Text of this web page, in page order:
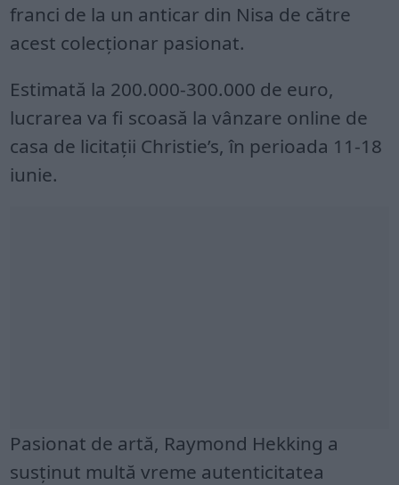
franci de la un anticar din Nisa de către
acest colecționar pasionat.
Estimată la 200.000-300.000 de euro,
lucrarea va fi scoasă la vânzare online de
casa de licitații Christie’s, în perioada 11-18
iunie.
Pasionat de artă, Raymond Hekking a
susținut multă vreme autenticitatea